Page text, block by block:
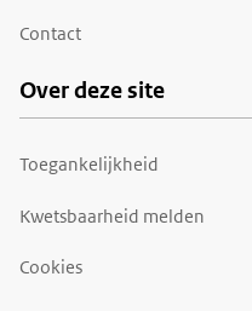
Contact
Over deze site
Toegankelijkheid
Kwetsbaarheid melden
Cookies